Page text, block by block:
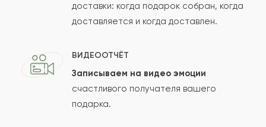
Отзыв будет опубликован после проверки.
Проверяем на спам.
доставки: когда подарок собран, когда
доставляется и когда доставлен.
ВИДЕООТЧЁТ
Записываем на видео эмоции
счастливого получателя вашего
подарка.